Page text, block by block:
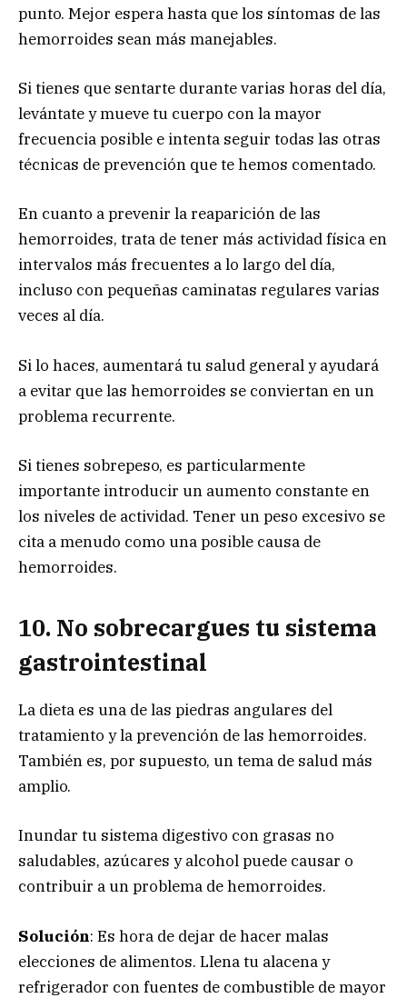
punto. Mejor espera hasta que los síntomas de las
hemorroides sean más manejables.
Si tienes que sentarte durante varias horas del día,
levántate y mueve tu cuerpo con la mayor
frecuencia posible e intenta seguir todas las otras
técnicas de prevención que te hemos comentado.
En cuanto a prevenir la reaparición de las
hemorroides, trata de tener más actividad física en
intervalos más frecuentes a lo largo del día,
incluso con pequeñas caminatas regulares varias
veces al día.
Si lo haces, aumentará tu salud general y ayudará
a evitar que las hemorroides se conviertan en un
problema recurrente.
Si tienes sobrepeso, es particularmente
importante introducir un aumento constante en
los niveles de actividad. Tener un peso excesivo se
cita a menudo como una posible causa de
hemorroides.
10. No sobrecargues tu sistema
gastrointestinal
La dieta es una de las piedras angulares del
tratamiento y la prevención de las hemorroides.
También es, por supuesto, un tema de salud más
amplio.
Inundar tu sistema digestivo con grasas no
saludables, azúcares y alcohol puede causar o
contribuir a un problema de hemorroides.
Solución: Es hora de dejar de hacer malas
elecciones de alimentos. Llena tu alacena y
refrigerador con fuentes de combustible de mayor